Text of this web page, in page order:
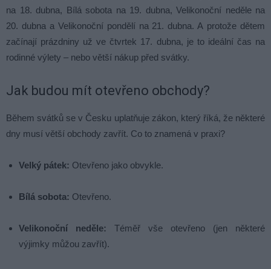
na 18. dubna, Bílá sobota na 19. dubna, Velikonoční neděle na
20. dubna a Velikonoční pondělí na 21. dubna. A protože dětem
začínají prázdniny už ve čtvrtek 17. dubna, je to ideální čas na
rodinné výlety – nebo větší nákup před svátky.
Jak budou mít otevřeno obchody?
Během svátků se v Česku uplatňuje zákon, který říká, že některé
dny musí větší obchody zavřít. Co to znamená v praxi?
Velký pátek: Otevřeno jako obvykle.
Bílá sobota: Otevřeno.
Velikonoční neděle: Téměř vše otevřeno (jen některé
výjimky můžou zavřít).